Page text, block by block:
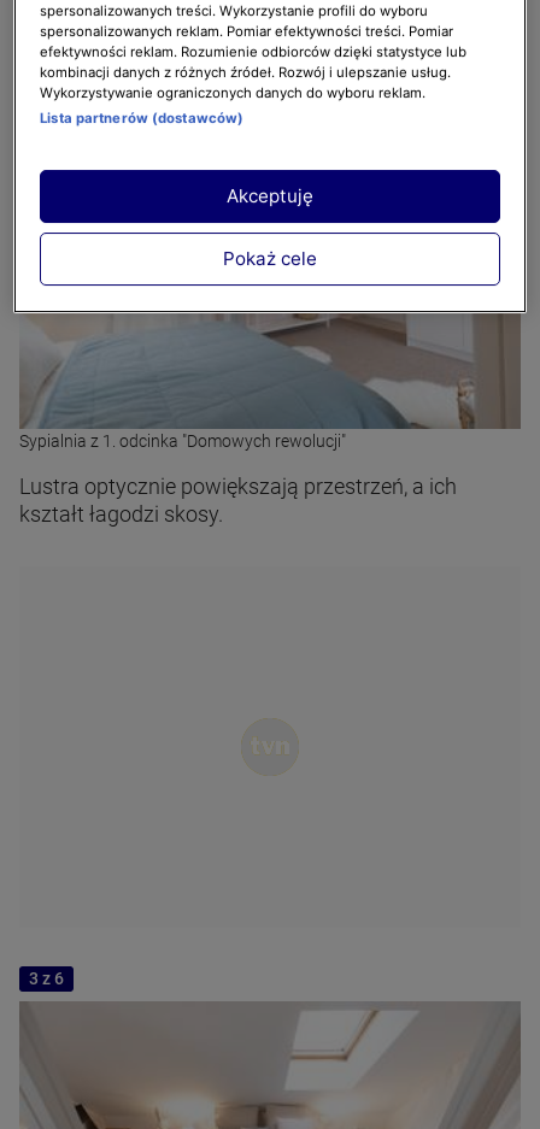
2 z 6
Sypialnia z 1. odcinka "Domowych rewolucji"
Lustra optycznie powiększają przestrzeń, a ich
kształt łagodzi skosy.
3 z 6
spersonalizowanych treści. Wykorzystanie profili do wyboru
spersonalizowanych reklam. Pomiar efektywności treści. Pomiar
efektywności reklam. Rozumienie odbiorców dzięki statystyce lub
kombinacji danych z różnych źródeł. Rozwój i ulepszanie usług.
Wykorzystywanie ograniczonych danych do wyboru reklam.
Lista partnerów (dostawców)
Pokaż cele
Akceptuję